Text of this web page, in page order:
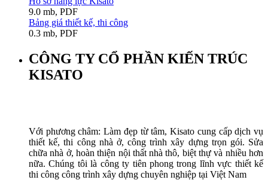
9.0 mb, PDF
Bảng giá thiết kế, thi công
0.3 mb, PDF
CÔNG TY CỔ PHẦN KIẾN TRÚC
KISATO
Với phương châm: Làm đẹp từ tâm, Kisato cung cấp dịch vụ
thiết kế, thi công nhà ở, công trình xây dựng trọn gói. Sửa
chữa nhà ở, hoàn thiện nội thất nhà thô, biệt thự và nhiều hơn
nữa. Chúng tôi là công ty tiên phong trong lĩnh vực thiết kế
thi công công trình xây dựng chuyên nghiệp tại Việt Nam